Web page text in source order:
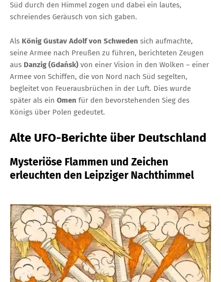
Süd durch den Himmel zogen und dabei ein lautes,
schreiendes Geräusch von sich gaben.
Als König Gustav Adolf von Schweden sich aufmachte,
seine Armee nach Preußen zu führen, berichteten Zeugen
aus Danzig (Gdańsk) von einer Vision in den Wolken – einer
Armee von Schiffen, die von Nord nach Süd segelten,
begleitet von Feuerausbrüchen in der Luft. Dies wurde
später als ein Omen für den bevorstehenden Sieg des
Königs über Polen gedeutet.
Alte UFO-Berichte über Deutschland
Mysteriöse Flammen und Zeichen
erleuchten den Leipziger Nachthimmel